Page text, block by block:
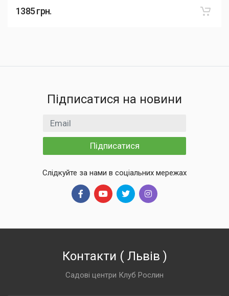
1385грн.
Підписатися на новини
Email
Підписатися
Слідкуйте за нами в соціальних мережах
Контакти ( Львів )
Садові центри Клуб Рослин